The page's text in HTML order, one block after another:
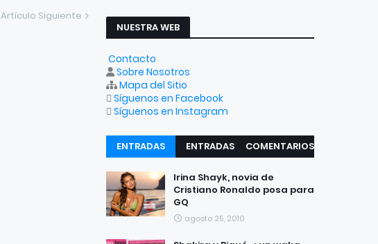
Artículo Siguiente
NUESTRA WEB
Contacto
Sobre Nosotros
Mapa del Sitio
Síguenos en Facebook
Síguenos en Instagram
ENTRADAS
RECIENTES
ENTRADAS
COMENTARIOS
Irina Shayk, novia de
Cristiano Ronaldo posa para
GQ
agosto 25, 2010